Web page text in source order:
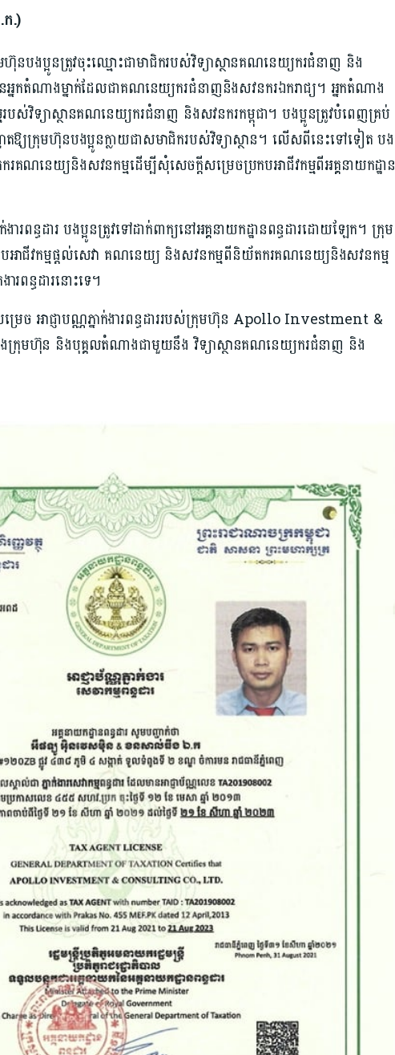
.)
នបងប្អូនត្រូវចុះឈ្មោះជាមាជិករបស់វិទ្យាស្ថានគណនេយ្យករជំនាញ និង
នកតំណាងម្នាក់ដែលជាគណនេយ្យករជំនាញនិងសវនករឯករាជ្យ។ អ្នកតំណាង
បស់វិទ្យាស្ថានគណនេយ្យករជំនាញ និងសវនករកម្ពុជា។ បងប្អូនត្រូវបំពេញគ្រប់
តឱ្យក្រុមហ៊ុនបងប្អូនក្លាយជាសមាជិករបស់វិទ្យាស្ថាន។ លើសពីនេះទៅទៀត បង
គណនេយ្យនិងសវនកម្មដើម្បីសុំសេចក្តីសម្រេចប្រកបអាជីវកម្មពីអគ្គនាយកដ្ឋាន
ារពន្ធដារ បងប្អូនត្រូវទៅដាក់ពាក្យនៅអគ្គនាយកដ្ឋានពន្ធដារដោយឡែក។ ក្រុម
ាជីវកម្មផ្តល់សេវា គណនេយ្យ និងសវនកម្មពីនិយ័តករគណនេយ្យនិងសវនកម្ម
រពន្ធដារនោះទេ។
រេច អាជ្ញាបណ្ណភ្នាក់ងារពន្ធដាររបស់ក្រុមហ៊ុន Apollo Investment &
រុមហ៊ុន និងបុគ្គលតំណាងជាមួយនឹង វិទ្យាស្ថានគណនេយ្យករជំនាញ និង